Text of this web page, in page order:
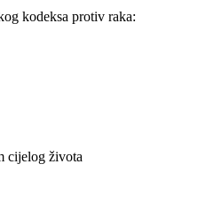
kodeksa protiv raka:
cijelog života